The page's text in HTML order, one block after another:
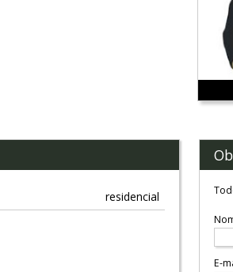
residencial
E-